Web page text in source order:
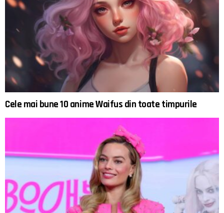
Cele mai bune 10 anime Waifus din toate timpurile